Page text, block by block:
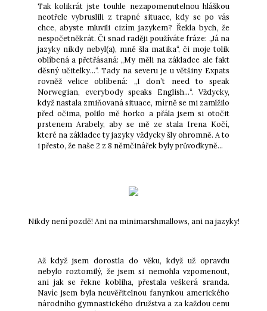
Tak kolikrát jste touhle nezapomenutelnou hláškou
neotřele vybruslili z trapné situace, kdy se po vás
chce, abyste mluvili cizím jazykem? Řekla bych, že
nespočetněkrát. Či snad raději používáte fráze: „Já na
jazyky nikdy nebyl(a), mně šla matika“, či moje tolik
oblíbená a přetřásaná: „My měli na základce ale fakt
děsný učitelky…“. Tady na severu je u většiny Expats
rovněž velice oblíbená: „I don’t need to speak
Norwegian, everybody speaks English…“. Vždycky,
když nastala zmiňovaná situace, mírně se mi zamlžilo
před očima, polilo mě horko a přála jsem si otočit
prstenem Arabely, aby se mě ze stala Irena Kočí,
které na základce ty jazyky vždycky šly ohromně. A to
i přesto, že naše 2 z 8 němčinářek byly průvodkyně…
Nikdy není pozdě! Ani na minimarshmallows, ani na jazyky!
Až když jsem dorostla do věku, když už opravdu
nebylo roztomilý, že jsem si nemohla vzpomenout,
ani jak se řekne kobliha, přestala veškerá sranda.
Navíc jsem byla neuvěřitelnou fanynkou amerického
národního gymnastického družstva a za každou cenu